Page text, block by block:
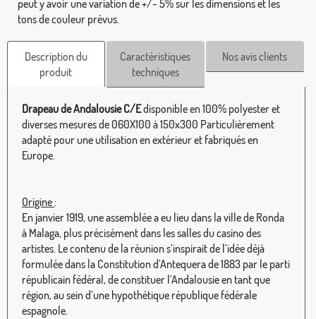
peut y avoir une variation de +/- 5% sur les dimensions et les
tons de couleur prévus.
Description du
produit
Caractéristiques
techniques
Nos avis clients
Drapeau de Andalousie C/Edisponible en 100% polyester et
diverses mesures de 060X100 à 150x300 Particulièrement
adapté pour une utilisation en extérieur et fabriqués en
Europe.
Origine :
En janvier 1919, une assemblée a eu lieu dans la ville de Ronda
à Malaga, plus précisément dans les salles du casino des
artistes. Le contenu de la réunion s’inspirait de l’idée déjà
formulée dans la Constitution d’Antequera de 1883 par le parti
républicain fédéral, de constituer l’Andalousie en tant que
région, au sein d’une hypothétique république fédérale
espagnole.